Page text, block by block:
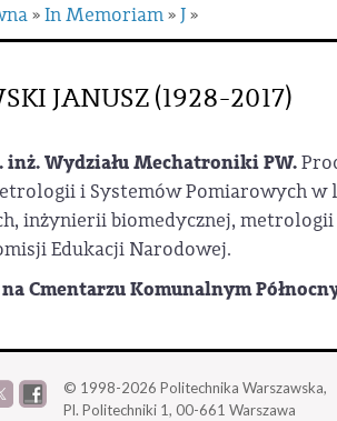
» In Memoriam » J »
JANUSZ (1928-2017)
inż. Wydziału Mechatroniki PW.
i Systemów Pomiarowych w
inżynierii biomedycznej, metrologii
Edukacji Narodowej.
Cmentarzu Komunalnym
© 1998-2026 Politechnika Warszawska,
Pl. Politechniki 1, 00-661 Warszawa